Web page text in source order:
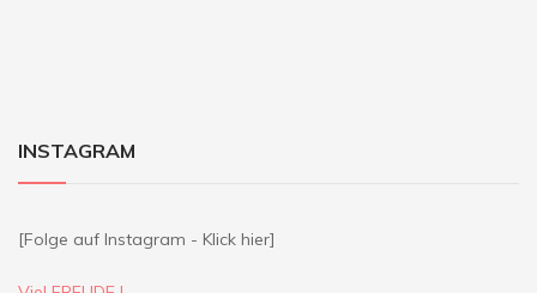
INSTAGRAM
[Folge auf Instagram - Klick hier]